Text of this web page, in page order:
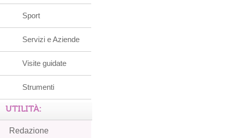
Sport
Servizi e Aziende
Visite guidate
Strumenti
UTILITÀ:
Redazione